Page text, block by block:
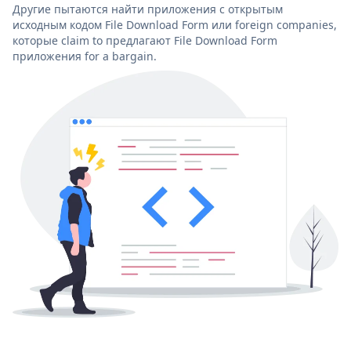
Другие пытаются найти приложения с открытым
исходным кодом File Download Form или foreign companies,
которые claim to предлагают File Download Form
приложения for a bargain.